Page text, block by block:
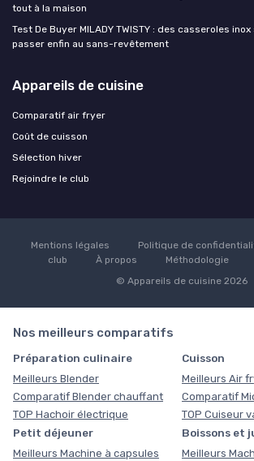
tout à la maison
Test De Buyer MILADY TWISTY : des casseroles
passer enfin au sans-revêtement
Appareils de cuisine
Comparatif air fryer
Coût de cuisson
Sélection hiver
Rejoindre le club
Mentions légales Politique de
club
À propos Méthodologie
© Appareils de cuisine 2026
Nos meilleurs comparatifs
Préparation culinaire
Meilleurs Blender
Comparatif Blender chauffant
TOP Hachoir électrique
Cuisson
Meilleurs Air
Comparatif
TOP Cuiseur
Petit déjeuner
Meilleurs Machine à capsules
Boissons et
Meilleurs